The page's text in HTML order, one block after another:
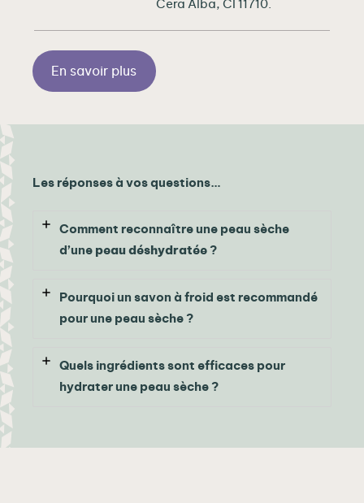
Cera Alba, CI 11710.
En savoir plus
Les réponses à vos questions…
Comment reconnaître une peau sèche
d’une peau déshydratée ?
Pourquoi un savon à froid est recommandé
pour une peau sèche ?
Quels ingrédients sont efficaces pour
hydrater une peau sèche ?